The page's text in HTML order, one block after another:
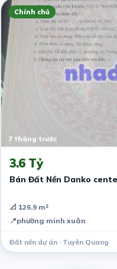
Chính chủ
7 tháng trước
3.6 Tỷ
Bán Đất Nền Danko
📐 126.9 m²
📍phường minh xuân
Đất nền dự án · Tuyên Quang